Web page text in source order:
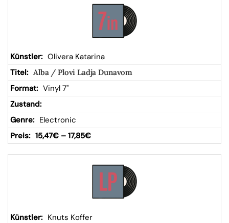
kor
b
Olivera Katarina
Alba / Plovi Ladja Dunavom
Vinyl 7"
Electronic
15,47€ – 17,85€
Knuts Koffer